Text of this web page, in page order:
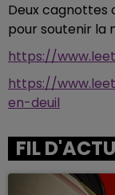
Deux cagnottes
pour soutenir la
https://
https://
en-deuil
FIL